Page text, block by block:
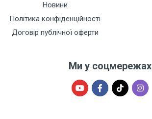
Новини
Політика конфіденційності
Договір публічної оферти
Ми у соцмережах